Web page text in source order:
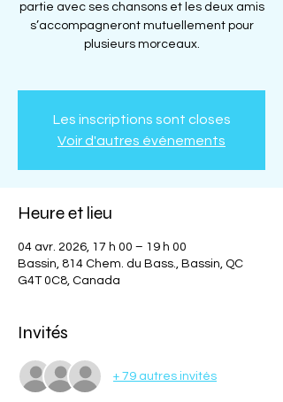
partie avec ses chansons et les deux amis
s’accompagneront mutuellement pour
plusieurs morceaux.
Les inscriptions sont closes
Voir d'autres événements
Heure et lieu
04 avr. 2026, 17 h 00 – 19 h 00
Bassin, 814 Chem. du Bass., Bassin, QC
G4T 0C8, Canada
Invités
+ 79 autres invités